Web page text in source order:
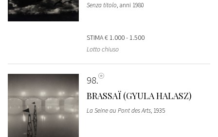
Senza titolo, anni 1980
STIMA€ 1.000 - 1.500
Lotto chiuso
98
BRASSAÏ (GYULA HALASZ)
La Seine au Pont des Arts, 1935